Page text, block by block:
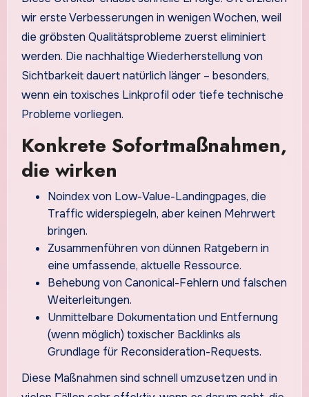
wir erste Verbesserungen in wenigen Wochen, weil
die gröbsten Qualitätsprobleme zuerst eliminiert
werden. Die nachhaltige Wiederherstellung von
Sichtbarkeit dauert natürlich länger – besonders,
wenn ein toxisches Linkprofil oder tiefe technische
Probleme vorliegen.
Konkrete Sofortmaßnahmen,
die wirken
Noindex von Low-Value-Landingpages, die
Traffic widerspiegeln, aber keinen Mehrwert
bringen.
Zusammenführen von dünnen Ratgebern in
eine umfassende, aktuelle Ressource.
Behebung von Canonical-Fehlern und falschen
Weiterleitungen.
Unmittelbare Dokumentation und Entfernung
(wenn möglich) toxischer Backlinks als
Grundlage für Reconsideration-Requests.
Diese Maßnahmen sind schnell umzusetzen und in